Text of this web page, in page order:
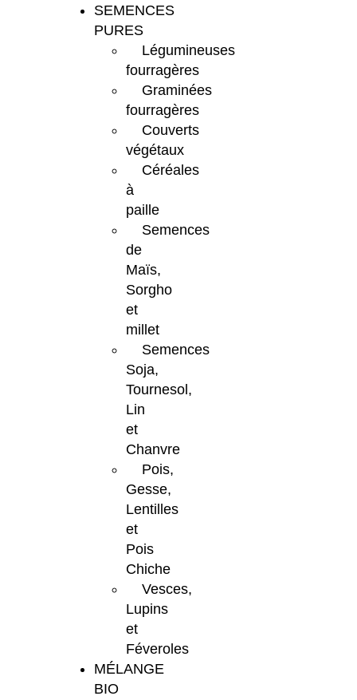
SEMENCES
PURES
Légumineuses
fourragères
Graminées
fourragères
Couverts
végétaux
Céréales
à
paille
Semences
de
Maïs,
Sorgho
et
millet
Semences
Soja,
Tournesol,
Lin
et
Chanvre
Pois,
Gesse,
Lentilles
et
Pois
Chiche
Vesces,
Lupins
et
Féveroles
MÉLANGE
BIO